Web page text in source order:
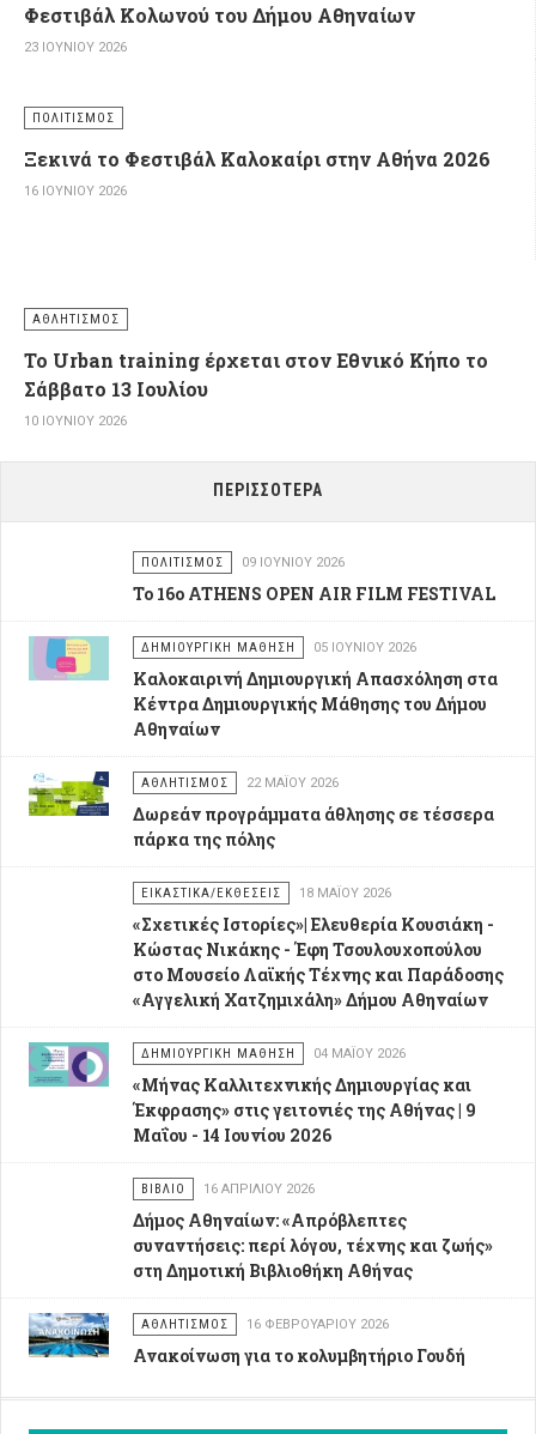
Φεστιβάλ Κολωνού του Δήμου Αθηναίων
23 ΙΟΥΝΊΟΥ 2026
ΠΟΛΙΤΙΣΜΌΣ
Ξεκινά το Φεστιβάλ Καλοκαίρι στην Αθήνα 2026
16 ΙΟΥΝΊΟΥ 2026
ΑΘΛΗΤΙΣΜΌΣ
Το Urban training έρχεται στον Εθνικό Κήπο το
Σάββατο 13 Ιουλίου
10 ΙΟΥΝΊΟΥ 2026
ΠΕΡΙΣΣΌΤΕΡΑ
ΠΟΛΙΤΙΣΜΌΣ 09 ΙΟΥΝΊΟΥ 2026
Το 16o ATHENS OPEN AIR FILM FESTIVAL
ΔΗΜΙΟΥΡΓΙΚΉ ΜΆΘΗΣΗ 05 ΙΟΥΝΊΟΥ 2026
Καλοκαιρινή Δημιουργική Απασχόληση στα
Κέντρα Δημιουργικής Μάθησης του Δήμου
Αθηναίων
ΑΘΛΗΤΙΣΜΌΣ 22 ΜΑΪ́ΟΥ 2026
Δωρεάν προγράμματα άθλησης σε τέσσερα
πάρκα της πόλης
ΕΙΚΑΣΤΙΚΆ/ΕΚΘΈΣΕΙΣ 18 ΜΑΪ́ΟΥ 2026
«Σχετικές Ιστορίες»| Ελευθερία Κουσιάκη -
Κώστας Νικάκης - Έφη Τσουλουχοπούλου
στο Μουσείο Λαϊκής Τέχνης και Παράδοσης
«Αγγελική Χατζημιχάλη» Δήμου Αθηναίων
ΔΗΜΙΟΥΡΓΙΚΉ ΜΆΘΗΣΗ 04 ΜΑΪ́ΟΥ 2026
«Μήνας Καλλιτεχνικής Δημιουργίας και
Έκφρασης» στις γειτονιές της Αθήνας | 9
Μαΐου - 14 Ιουνίου 2026
ΒΙΒΛΊΟ 16 ΑΠΡΙΛΊΟΥ 2026
Δήμος Αθηναίων: «Απρόβλεπτες
συναντήσεις: περί λόγου, τέχνης και ζωής»
στη Δημοτική Βιβλιοθήκη Αθήνας
ΑΘΛΗΤΙΣΜΌΣ 16 ΦΕΒΡΟΥΑΡΊΟΥ 2026
Ανακοίνωση για το κολυμβητήριο Γουδή